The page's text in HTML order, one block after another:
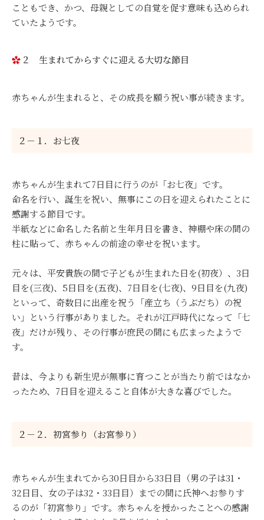
こともでき、かつ、母親としての自覚を促す意味も込められ
ていたようです。
２ 生まれてからすぐに迎える大切な節目
赤ちゃんが生まれると、その成長を願う祝い事が続きます。
２－１．お七夜
赤ちゃんが生まれて7日目に行うのが「お七夜」です。
命名を行い、誕生を祝い、無事にこの日を迎えられたことに
感謝する節目です。
半紙などに命名した名前と生年月日を書き、神棚や床の間の
柱に貼って、赤ちゃんの前途の幸せを祝います。
元々は、平安貴族の間で子どもが生まれた日を(初夜）、3日
目を(三夜)、5日目を(五夜)、7日目を(七夜)、9日目を(九夜)
といって、奇数日に出産を祝う「産立ち（うぶだち）の祝
い」という行事がありました。それが江戸時代になって「七
夜」だけが残り、その行事が庶民の間にも広まったようで
す。
昔は、今よりも新生児が無事に育つことが当たり前ではなか
ったため、7日目を迎えること自体が大きな喜びでした。
２－２．初宮参り（お宮参り）
赤ちゃんが生まれてから30日目から33日目（男の子は31・
32日目、女の子は32・33日目）までの間に氏神へお参りす
るのが「初宮参り」です。赤ちゃんを授かったことへの感謝